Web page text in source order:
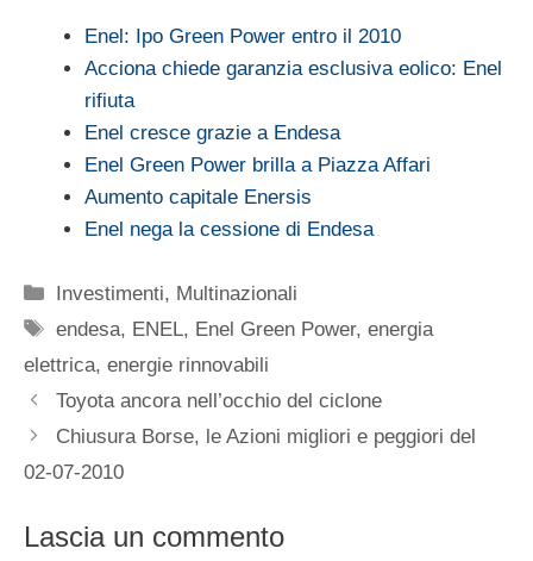
Enel: Ipo Green Power entro il 2010
Acciona chiede garanzia esclusiva eolico: Enel
rifiuta
Enel cresce grazie a Endesa
Enel Green Power brilla a Piazza Affari
Aumento capitale Enersis
Enel nega la cessione di Endesa
Categorie
Investimenti, Multinazionali
Tag
endesa, ENEL, Enel Green Power,energia
elettrica, energie rinnovabili
Toyota ancora nell’occhio del ciclone
Chiusura Borse, le Azioni migliori e peggiori del
02-07-2010
Lascia un commento